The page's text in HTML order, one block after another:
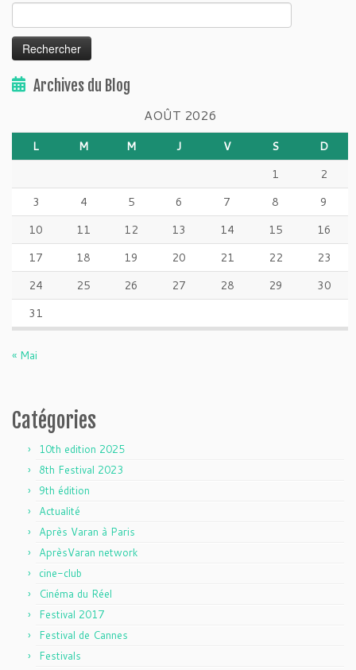
Archives du Blog
AOÛT 2026
L M M J V S
D
1
2
3
4 5 6 7 8
9
10
11 12 13 14 15
16
17
18 19 20 21 22
23
24
25 26 27 28 29
30
31
« Mai
Catégories
10th edition 2025
8th Festival 2023
9th édition
Actualité
Après Varan à Paris
AprèsVaran network
cine-club
Cinéma du Réel
Festival 2017
Festival de Cannes
Festivals